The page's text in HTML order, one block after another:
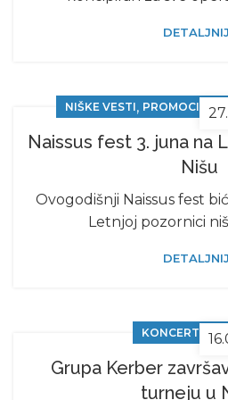
NIŠKE VESTI, PROMOCIJE,
Naissus fest 3. juna na
Nišu
Ovogodišnji Naissus fest
Letnjoj pozornici
KONCERTI ,
Grupa Kerber
turneju u